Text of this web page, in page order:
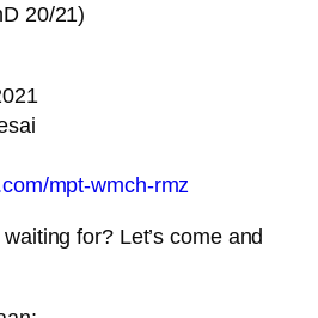
20/21)
mpt-wmch-rmz
for? Let’s come and